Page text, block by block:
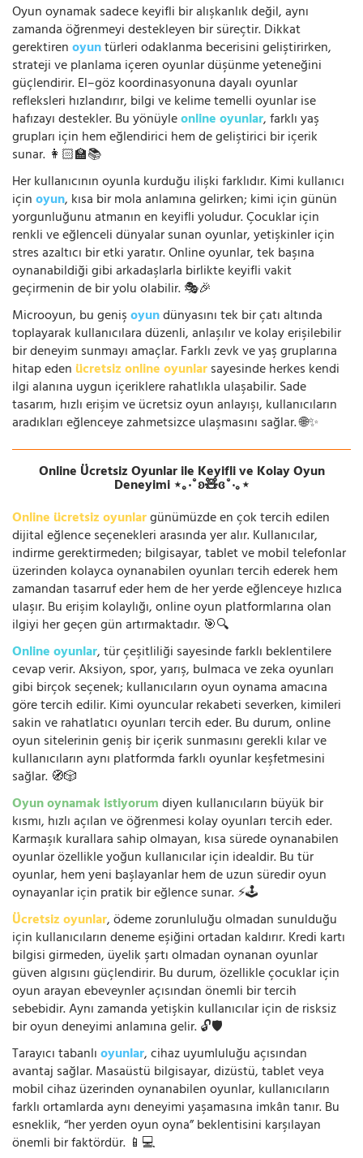
Oyun oynamak sadece keyifli bir alışkanlık değil, aynı
zamanda öğrenmeyi destekleyen bir süreçtir. Dikkat
gerektirenoyuntürleri odaklanma becerisini geliştirirken,
strateji ve planlama içeren oyunlar düşünme yeteneğini
güçlendirir. El–göz koordinasyonuna dayalı oyunlar
refleksleri hızlandırır, bilgi ve kelime temelli oyunlar ise
hafızayı destekler. Bu yönüyleonline oyunlar, farklı yaş
grupları için hem eğlendirici hem de geliştirici bir içerik
sunar. 👩🏻‍🏫📚
Her kullanıcının oyunla kurduğu ilişki farklıdır. Kimi kullanıcı
içinoyun, kısa bir mola anlamına gelirken; kimi için günün
yorgunluğunu atmanın en keyifli yoludur. Çocuklar için
renkli ve eğlenceli dünyalar sunan oyunlar, yetişkinler için
stres azaltıcı bir etki yaratır. Online oyunlar, tek başına
oynanabildiği gibi arkadaşlarla birlikte keyifli vakit
geçirmenin de bir yolu olabilir. 🎭🎉
Microoyun, bu genişoyundünyasını tek bir çatı altında
toplayarak kullanıcılara düzenli, anlaşılır ve kolay erişilebilir
bir deneyim sunmayı amaçlar. Farklı zevk ve yaş gruplarına
hitap eden ücretsiz online oyunlarsayesinde herkes kendi
ilgi alanına uygun içeriklere rahatlıkla ulaşabilir. Sade
tasarım, hızlı erişim ve ücretsiz oyun anlayışı, kullanıcıların
aradıkları eğlenceye zahmetsizce ulaşmasını sağlar. 🌐✨
Online Ücretsiz Oyunlar ile Keyifli ve Kolay Oyun
Deneyimi ⋆｡‧˚ʚ🧸ɞ˚‧｡⋆
Online ücretsiz oyunlargünümüzde en çok tercih edilen
dijital eğlence seçenekleri arasında yer alır. Kullanıcılar,
indirme gerektirmeden; bilgisayar, tablet ve mobil telefonlar
üzerinden kolayca oynanabilen oyunları tercih ederek hem
zamandan tasarruf eder hem de her yerde eğlenceye hızlıca
ulaşır. Bu erişim kolaylığı, online oyun platformlarına olan
ilgiyi her geçen gün artırmaktadır. 🎯🔍
Online oyunlar, tür çeşitliliği sayesinde farklı beklentilere
cevap verir. Aksiyon, spor, yarış, bulmaca ve zeka oyunları
gibi birçok seçenek; kullanıcıların oyun oynama amacına
göre tercih edilir. Kimi oyuncular rekabeti severken, kimileri
sakin ve rahatlatıcı oyunları tercih eder. Bu durum, online
oyun sitelerinin geniş bir içerik sunmasını gerekli kılar ve
kullanıcıların aynı platformda farklı oyunlar keşfetmesini
sağlar. 🧭🎲
Oyun oynamak istiyorumdiyen kullanıcıların büyük bir
kısmı, hızlı açılan ve öğrenmesi kolay oyunları tercih eder.
Karmaşık kurallara sahip olmayan, kısa sürede oynanabilen
oyunlar özellikle yoğun kullanıcılar için idealdir. Bu tür
oyunlar, hem yeni başlayanlar hem de uzun süredir oyun
oynayanlar için pratik bir eğlence sunar. ⚡🕹️
Ücretsiz oyunlar, ödeme zorunluluğu olmadan sunulduğu
için kullanıcıların deneme eşiğini ortadan kaldırır. Kredi kartı
bilgisi girmeden, üyelik şartı olmadan oynanan oyunlar
güven algısını güçlendirir. Bu durum, özellikle çocuklar için
oyun arayan ebeveynler açısından önemli bir tercih
sebebidir. Aynı zamanda yetişkin kullanıcılar için de risksiz
bir oyun deneyimi anlamına gelir. 🔓🛡️
Tarayıcı tabanlıoyunlar, cihaz uyumluluğu açısından
avantaj sağlar. Masaüstü bilgisayar, dizüstü, tablet veya
mobil cihaz üzerinden oynanabilen oyunlar, kullanıcıların
farklı ortamlarda aynı deneyimi yaşamasına imkân tanır. Bu
esneklik, “her yerden oyun oyna” beklentisini karşılayan
önemli bir faktördür. 📱💻